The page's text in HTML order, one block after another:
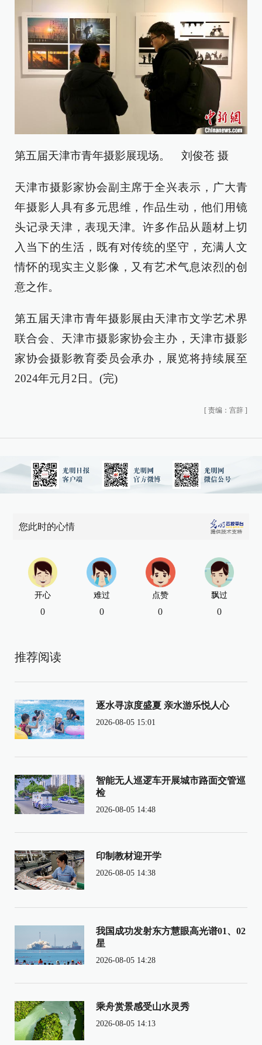
第五届天津市青年摄影展现场。 刘俊苍 摄
天津市摄影家协会副主席于全兴表示，广大青
年摄影人具有多元思维，作品生动，他们用镜
头记录天津，表现天津。许多作品从题材上切
入当下的生活，既有对传统的坚守，充满人文
情怀的现实主义影像，又有艺术气息浓烈的创
意之作。
第五届天津市青年摄影展由天津市文学艺术界
联合会、天津市摄影家协会主办，天津市摄影
家协会摄影教育委员会承办，展览将持续展至
2024年元月2日。(完)
[ 责编：宫辞 ]
您此时的心情
开心
0
难过
0
点赞
0
飘过
0
推荐阅读
逐水寻凉度盛夏 亲水游乐悦人心
2026-08-05 15:01
智能无人巡逻车开展城市路面交管巡
检
2026-08-05 14:48
印制教材迎开学
2026-08-05 14:38
我国成功发射东方慧眼高光谱01、02
星
2026-08-05 14:28
乘舟赏景感受山水灵秀
2026-08-05 14:13